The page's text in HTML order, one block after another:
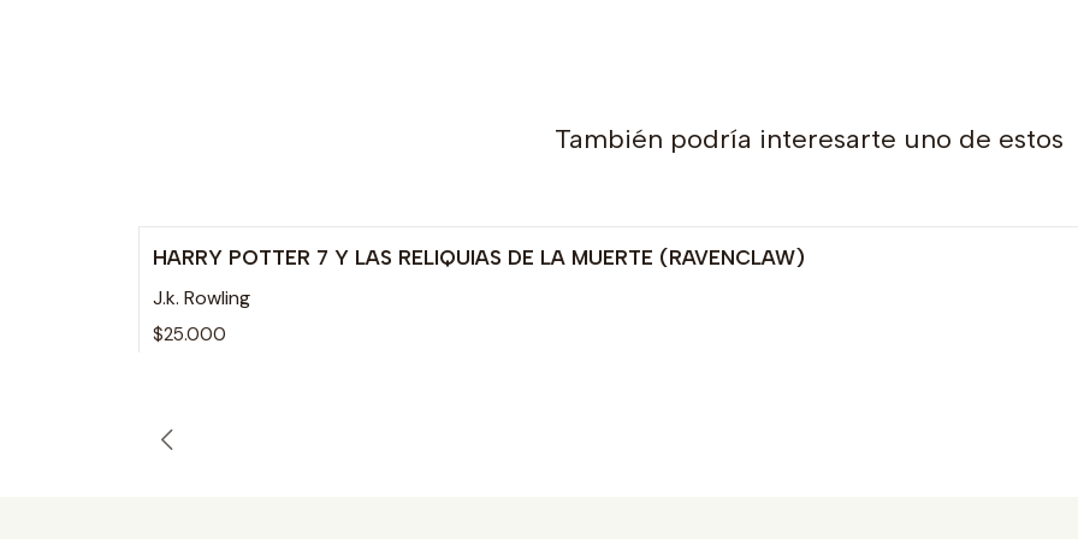
También podría interesarte uno de estos
HARRY POTTER 7 Y LAS RELIQUIAS DE LA MUERTE (RAVENCLAW)
J.k. Rowling
$25.000